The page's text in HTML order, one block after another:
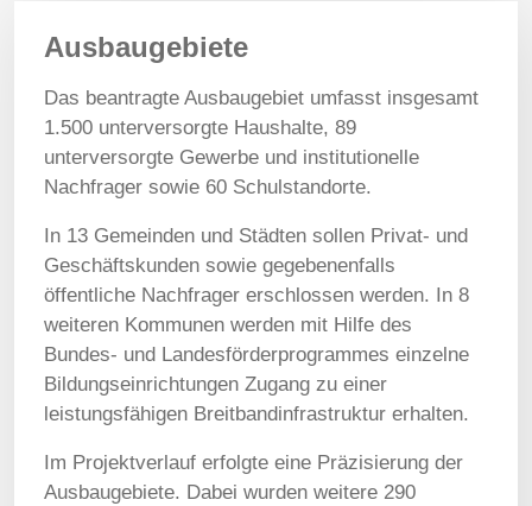
Ausbaugebiete
Das beantragte Ausbaugebiet umfasst insgesamt
1.500 unterversorgte Haushalte, 89
unterversorgte Gewerbe und institutionelle
Nachfrager sowie 60 Schulstandorte.
In 13 Gemeinden und Städten sollen Privat- und
Geschäftskunden sowie gegebenenfalls
öffentliche Nachfrager erschlossen werden. In 8
weiteren Kommunen werden mit Hilfe des
Bundes- und Landesförderprogrammes einzelne
Bildungseinrichtungen Zugang zu einer
leistungsfähigen Breitbandinfrastruktur erhalten.
Im Projektverlauf erfolgte eine Präzisierung der
Ausbaugebiete. Dabei wurden weitere 290